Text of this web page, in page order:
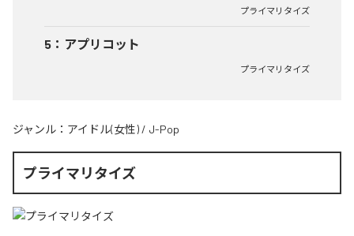
プライマリタイズ
5 ： アプリコット
プライマリタイズ
ジャンル： アイドル(女性) / J-Pop
プライマリタイズ